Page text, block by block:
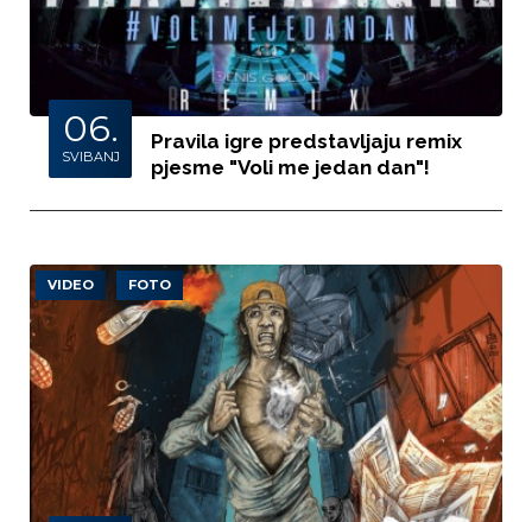
06.
SVIBANJ
Pravila igre predstavljaju remix
pjesme "Voli me jedan dan"!
VIDEO FOTO